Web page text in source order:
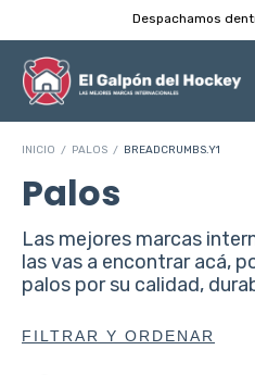
Despachamos
INICIO / PALOS / BREADCRUMBS.Y1
Palos
Las mejores marcas
las vas a encontrar acá,
palos por su calidad,
FILTRAR Y ORDENAR